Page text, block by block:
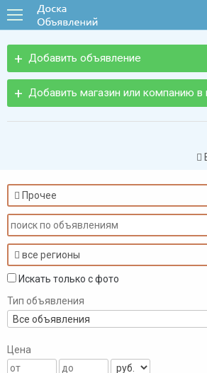
Добавить объявление
Добавить магазин или компанию в

 Прочее
 все регионы
Искать только с фото
Тип объявления
Цена